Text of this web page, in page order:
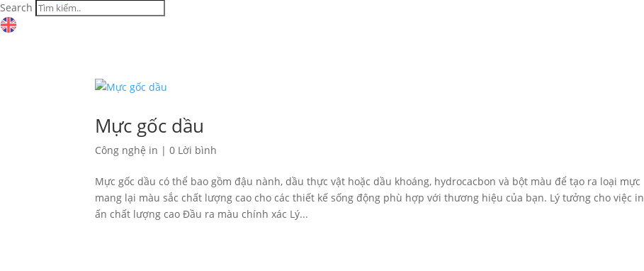
Search
Mực gốc dầu
Công nghệ in |0 Lời bình
Mực gốc dầu có thể bao gồm đậu nành, dầu thực vật hoặc dầu khoáng, hydrocacbon và bột màu để tạo ra loại mực
mang lại màu sắc chất lượng cao cho các thiết kế sống động phù hợp với thương hiệu của bạn. Lý tưởng cho việc in
ấn chất lượng cao Đầu ra màu chính xác Lý...